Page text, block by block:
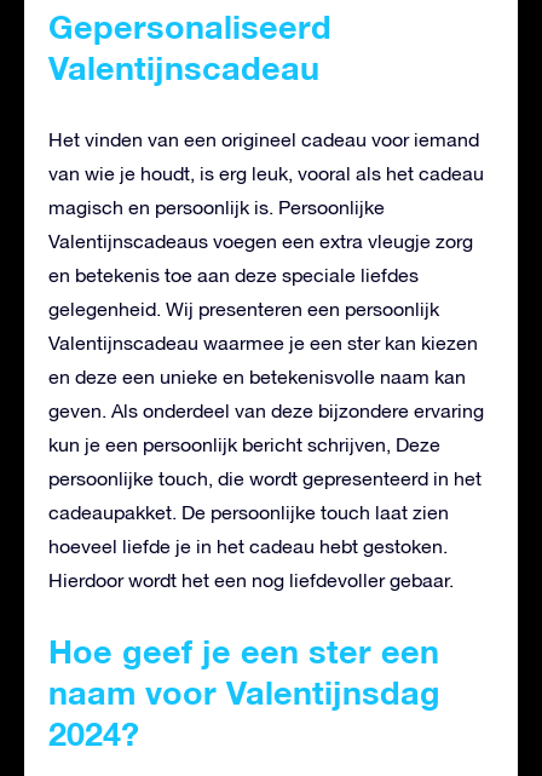
Gepersonaliseerd
Valentijnscadeau
Het vinden van een origineel cadeau voor iemand
van wie je houdt, is erg leuk, vooral als het cadeau
magisch en persoonlijk is. Persoonlijke
Valentijnscadeaus voegen een extra vleugje zorg
en betekenis toe aan deze speciale liefdes
gelegenheid. Wij presenteren een persoonlijk
Valentijnscadeau waarmee je een ster kan kiezen
en deze een unieke en betekenisvolle naam kan
geven. Als onderdeel van deze bijzondere ervaring
kun je een persoonlijk bericht schrijven, Deze
persoonlijke touch, die wordt gepresenteerd in het
cadeaupakket. De persoonlijke touch laat zien
hoeveel liefde je in het cadeau hebt gestoken.
Hierdoor wordt het een nog liefdevoller gebaar.
Hoe geef je een ster een
naam voor Valentijnsdag
2024?